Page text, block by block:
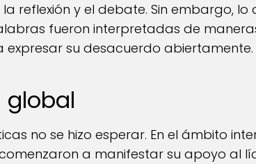
reflexión y el debate. Sin embargo,
fueron interpretadas de
su desacuerdo abiertamente.
global
no se hizo esperar. En el ámbito
a manifestar su apoyo al